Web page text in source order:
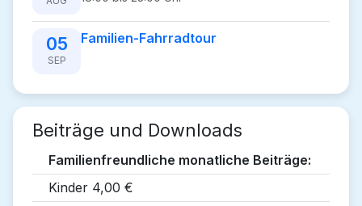
05
SEP
Familien-Fahrradtour
Beiträge und Downloads
Familienfreundliche monatliche Beiträge:
Kinder 4,00 €